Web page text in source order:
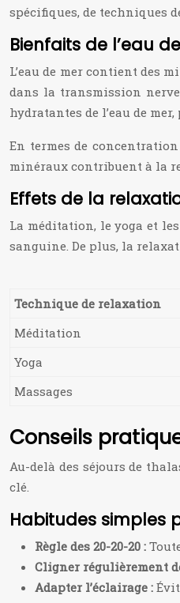
spécifiques, de techniques
Bienfaits de l’eau
L’eau de mer contient des
dans la transmission
hydratantes de l’eau de
En termes de
minéraux contribuent à la
Effets de la
La méditation, le yoga et
sanguine. De plus, la
Technique de relaxation
Méditation
Yoga
Massages
Conseils
Au-delà des séjours de
clé.
Habitudes simples
Règle des 20-20-20 :
Cligner régulièrement
Adapter l’éclairage :